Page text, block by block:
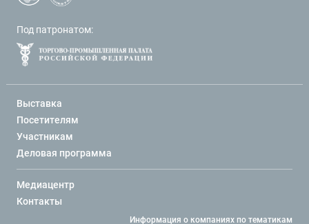
Под патронатом:
Выставка
Посетителям
Участникам
Деловая программа
Медиацентр
Контакты
Информация о компаниях по тематикам